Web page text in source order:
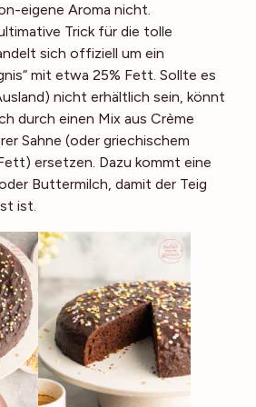
eigene Aroma nicht.
Trick für die tolle
sich offiziell um ein
mit etwa 25% Fett. Sollte es
nicht erhältlich sein, könnt
durch einen Mix aus Crème
Sahne (oder griechischem
ersetzen. Dazu kommt eine
Buttermilch, damit der Teig
ist.